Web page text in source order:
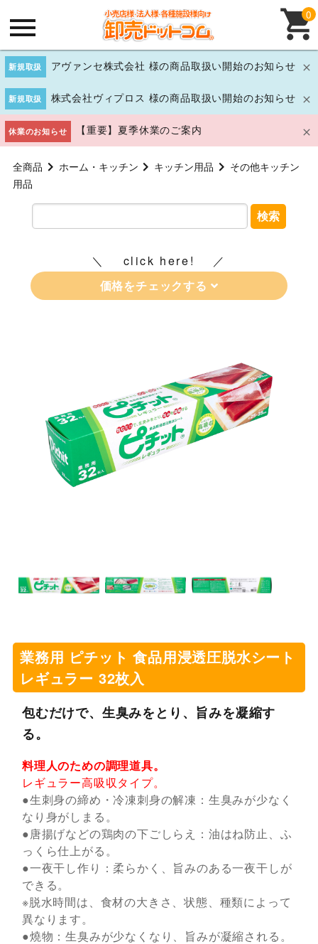
新規取扱 アヴァンセ株式会社 様の商品取扱い開始のお知らせ
新規取扱 株式会社ヴィプロス 様の商品取扱い開始のお知らせ
休業のお知らせ 【重要】夏季休業のご案内
0
全商品 ホーム・キッチン キッチン用品
その他キッチン
用品
検索
click here!
価格をチェックする
業務用 ピチット 食品用浸透圧脱水シート
レギュラー 32枚入
包むだけで、生臭みをとり、旨みを凝縮す
る。
料理人のための調理道具。
レギュラー高吸収タイプ。
●生刺身の締め・冷凍刺身の解凍：生臭みが少なく
なり身がしまる。
●唐揚げなどの鶏肉の下ごしらえ：油はね防止、ふ
っくら仕上がる。
●一夜干し作り：柔らかく、旨みのある一夜干しが
できる。
※脱水時間は、食材の大きさ、状態、種類によって
異なります。
●燒物：生臭みが少なくなり、旨みが凝縮される。